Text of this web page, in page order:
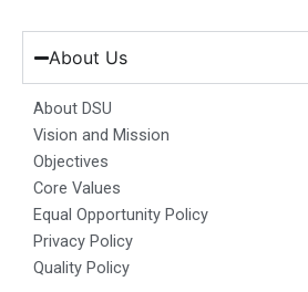
e
b
o
o
k
t
a
g
r
a
m
k
d
n
t
b
w
t
About Us
About DSU
Vision and Mission
Objectives
Core Values
Equal Opportunity Policy
Privacy Policy
Quality Policy